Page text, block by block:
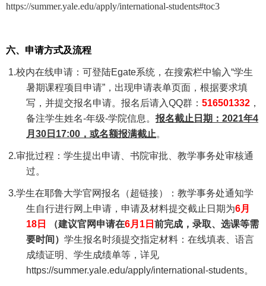
https://summer.yale.edu/apply/international-students#toc3
六、 申请方式及流程
1.校内在线申请：可登陆Egate系统，在搜索栏中输入“学生
暑期课程项目申请”，出现申请表单页面，根据要求填
写，并提交报名申请。 报名后请入QQ群： 516501332 ，
备注学生姓名-年级-学院信息。 报名截止日期： 2021年4
月 30 日 17:00 ，或名额报满截止。
2.审批过程：学生提出申请、书院审批、教学事务处审核通
过。
3.学生在耶鲁大学官网报名
（超链接）：教学事务处通知学
生自行进行网上申请，申请及材料提交截止日期为6月
18 日 （建议官网申请在6月 1 日 前完成，录取、选课等需
要时间） 学生报名时须提交指定材料：在线填表、语言
成绩证明、学生成绩单等，详见
https://summer.yale.edu/apply/international-students。